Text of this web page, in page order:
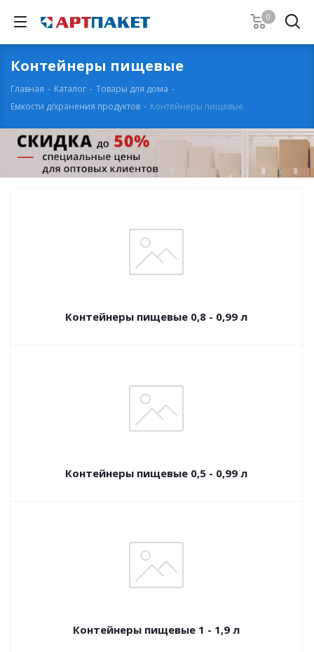
0
Контейнеры пищевые
Главная - Каталог - Товары для дома -
Емкости д/хранения продуктов - Контейнеры пищевые
Контейнеры пищевые 0,8 - 0,99 л
Контейнеры пищевые 0,5 - 0,99 л
Контейнеры пищевые 1 - 1,9 л